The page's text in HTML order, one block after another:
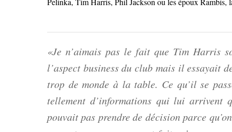
«Je n’aimais pas le fait que Tim Harris
l’aspect business du club mais il essayait
trop de monde à la table. Ce qu’il se
tellement d’informations qui lui arrivent
pouvait pas prendre de décision parce